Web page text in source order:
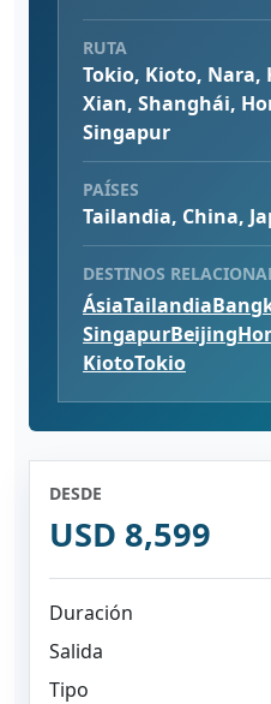
RUTA
Tokio, Kioto, Nara,
Xian, Shanghái,
Singapur
PAÍSES
Tailandia, China,
DESTINOS
ÁsiaTailandia
SingapurBeijing
KiotoTokio
DESDE
USD 8,599
Duración
Salida
Tipo